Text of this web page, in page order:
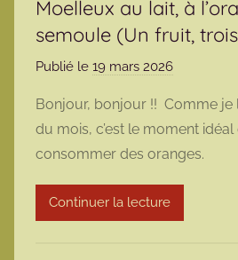
Moelleux au lait, à
semoule (Un fruit,
Publié le 19 mars 2026
r
m
a
r
Bonjour, bonjour !! Comme je
du mois, c’est le moment idéal
consommer des oranges.
Continuer la lecture